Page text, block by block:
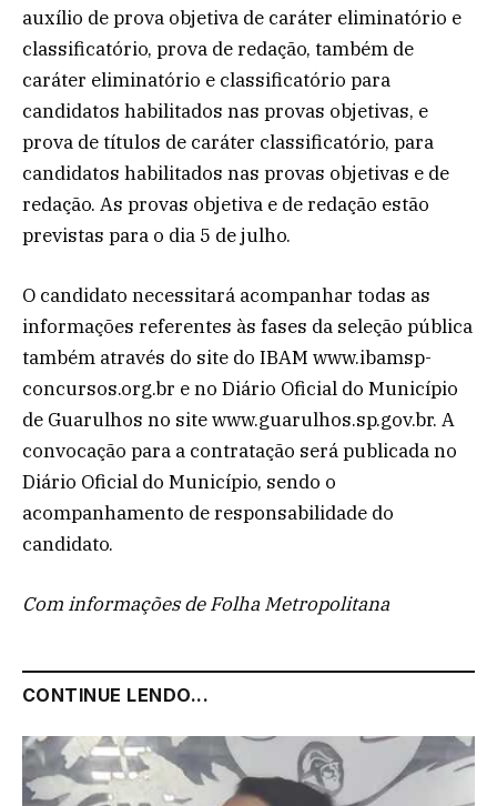
auxílio de prova objetiva de caráter eliminatório e
classificatório, prova de redação, também de
caráter eliminatório e classificatório para
candidatos habilitados nas provas objetivas, e
prova de títulos de caráter classificatório, para
candidatos habilitados nas provas objetivas e de
redação. As provas objetiva e de redação estão
previstas para o dia 5 de julho.
O candidato necessitará acompanhar todas as
informações referentes às fases da seleção pública
também através do site do IBAM www.ibamsp-
concursos.org.br e no Diário Oficial do Município
de Guarulhos no site www.guarulhos.sp.gov.br. A
convocação para a contratação será publicada no
Diário Oficial do Município, sendo o
acompanhamento de responsabilidade do
candidato.
Com informações de Folha Metropolitana
CONTINUE LENDO...